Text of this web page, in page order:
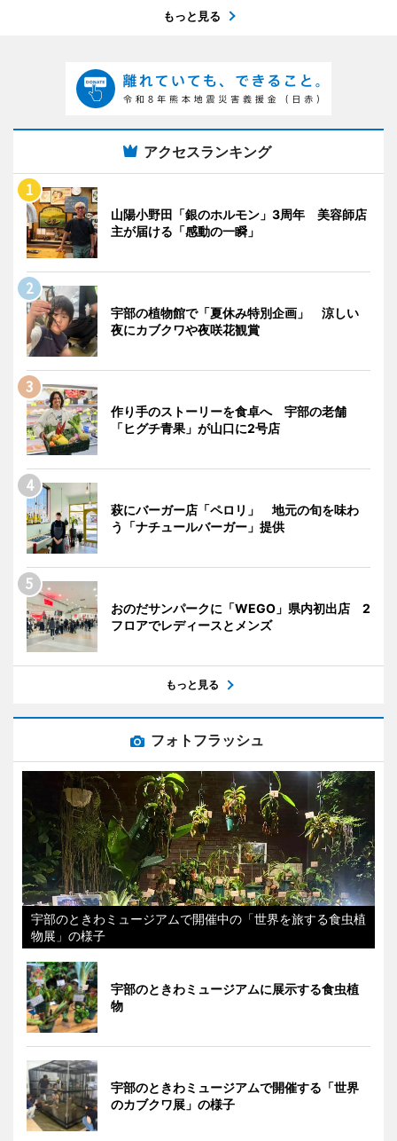
もっと見る
アクセスランキング
山陽小野田「銀のホルモン」3周年 美容師店
主が届ける「感動の一瞬」
宇部の植物館で「夏休み特別企画」 涼しい
夜にカブクワや夜咲花観賞
作り手のストーリーを食卓へ 宇部の老舗
「ヒグチ青果」が山口に2号店
萩にバーガー店「ペロリ」 地元の旬を味わ
う「ナチュールバーガー」提供
おのだサンパークに「WEGO」県内初出店 2
フロアでレディースとメンズ
もっと見る
フォトフラッシュ
宇部のときわミュージアムで開催中の「世界を旅する食虫植
物展」の様子
宇部のときわミュージアムに展示する食虫植
物
宇部のときわミュージアムで開催する「世界
のカブクワ展」の様子